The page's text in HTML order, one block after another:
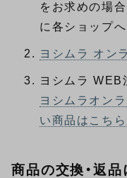
をお求めの場合
に各ショップ
ヨシムラ オン
ヨシムラ WEB
ヨシムラオン
い商品はこち
商品の交換・返